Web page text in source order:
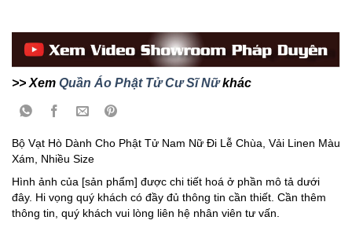
>> Xem Quần Áo Phật Tử Cư Sĩ Nữkhác
Bộ Vạt Hò Dành Cho Phật Tử Nam Nữ Đi Lễ Chùa, Vải Linen Màu
Xám, Nhiều Size
Hình ảnh của [sản phẩm] được chi tiết hoá ở phần mô tả dưới
đây. Hi vọng quý khách có đầy đủ thông tin cần thiết. Cần thêm
thông tin, quý khách vui lòng liên hệ nhân viên tư vấn.